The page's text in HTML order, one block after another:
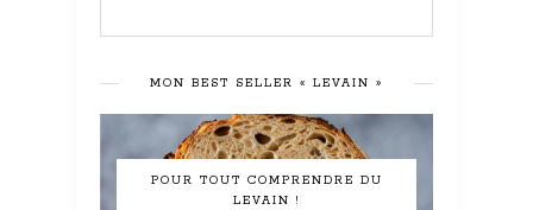
MON BEST SELLER « LEVAIN »
POUR TOUT COMPRENDRE DU
LEVAIN !